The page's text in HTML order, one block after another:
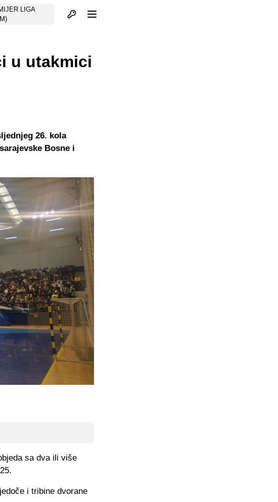
LIGA
Otvori profil
u utakmici
26. kola
Bosne i
sa dva ili više
i tribine dvorane